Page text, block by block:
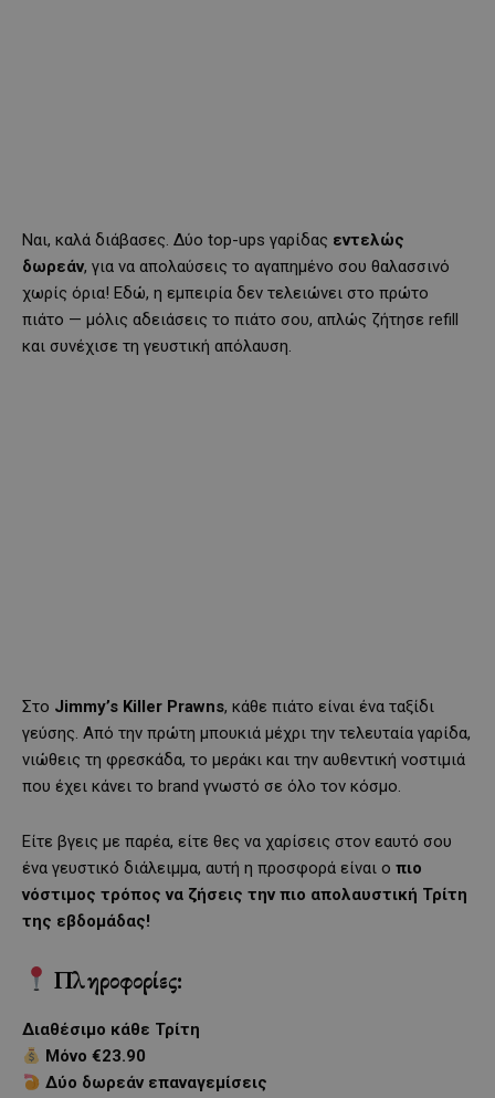
Ναι, καλά διάβασες. Δύο top-ups γαρίδας εντελώς
δωρεάν, για να απολαύσεις το αγαπημένο σου θαλασσινό
χωρίς όρια! Εδώ, η εμπειρία δεν τελειώνει στο πρώτο
πιάτο — μόλις αδειάσεις το πιάτο σου, απλώς ζήτησε refill
και συνέχισε τη γευστική απόλαυση.
Στο Jimmy’s Killer Prawns, κάθε πιάτο είναι ένα ταξίδι
γεύσης. Από την πρώτη μπουκιά μέχρι την τελευταία γαρίδα,
νιώθεις τη φρεσκάδα, το μεράκι και την αυθεντική νοστιμιά
που έχει κάνει το brand γνωστό σε όλο τον κόσμο.
Είτε βγεις με παρέα, είτε θες να χαρίσεις στον εαυτό σου
ένα γευστικό διάλειμμα, αυτή η προσφορά είναι ο πιο
νόστιμος τρόπος να ζήσεις την πιο απολαυστική Τρίτη
της εβδομάδας!
Πληροφορίες:
Διαθέσιμο κάθε Τρίτη
Μόνο €23.90
Δύο δωρεάν επαναγεμίσεις